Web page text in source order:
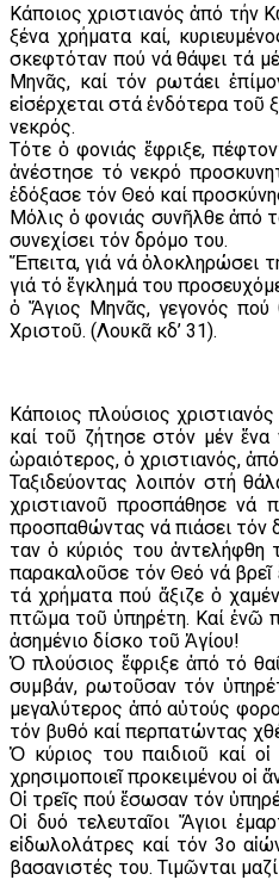
Κάποιος χριστιανός ἀπό τήν
ξένα χρήματα καί,
σκεφτόταν πού νά θάψει τά
Μηνᾶς, καί τόν ρωτάει
εἰσέρχεται στά ἐνδότερα τοῦ
νεκρός.
Τότε ὁ φονιάς ἔφριξε,
ἀνέστησε τό νεκρό
ἐδόξασε τόν Θεό καί
Μόλις ὁ φονιάς συνῆλθε ἀπό
συνεχίσει τόν δρόμο του.
Ἔπειτα, γιά νά ὁλοκληρώσει
γιά τό ἔγκλημά του
ὁ Ἅγιος Μηνᾶς, γεγονός πού
Χριστοῦ. (Λουκᾶ κδ’ 31).
Κάποιος πλούσιος
καί τοῦ ζήτησε στόν μέν
ὡραιότερος, ὁ χριστιανός,
Ταξιδεύοντας λοιπόν στή
χριστιανοῦ προσπάθησε νά
προσπαθώντας νά πιάσει τόν
Ὅταν ὁ κύριός του
παρακαλοῦσε τόν Θεό νά
τά χρήματα πού ἄξιζε ὁ
πτῶμα τοῦ ὑπηρέτη. Καί ἐνῶ
ἀσημένιο δίσκο τοῦ Ἁγίου!
Ὁ πλούσιος ἔφριξε ἀπό τό
συμβάν, ρωτοῦσαν τόν
μεγαλύτερος ἀπό αὐτούς
τόν βυθό καί περπατώντας
Ὁ κύριος του παιδιοῦ καί
χρησιμοποιεῖ προκειμένου οἱ
Οἱ τρεῖς πού ἔσωσαν τόν
Οἱ δυό τελευταῖοι Ἅγιοι
εἰδωλολάτρες καί τόν 3ο
βασανιστές του. Τιμῶνται